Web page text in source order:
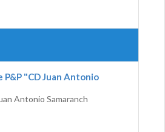
"CD Juan Antonio
Antonio Samaranch